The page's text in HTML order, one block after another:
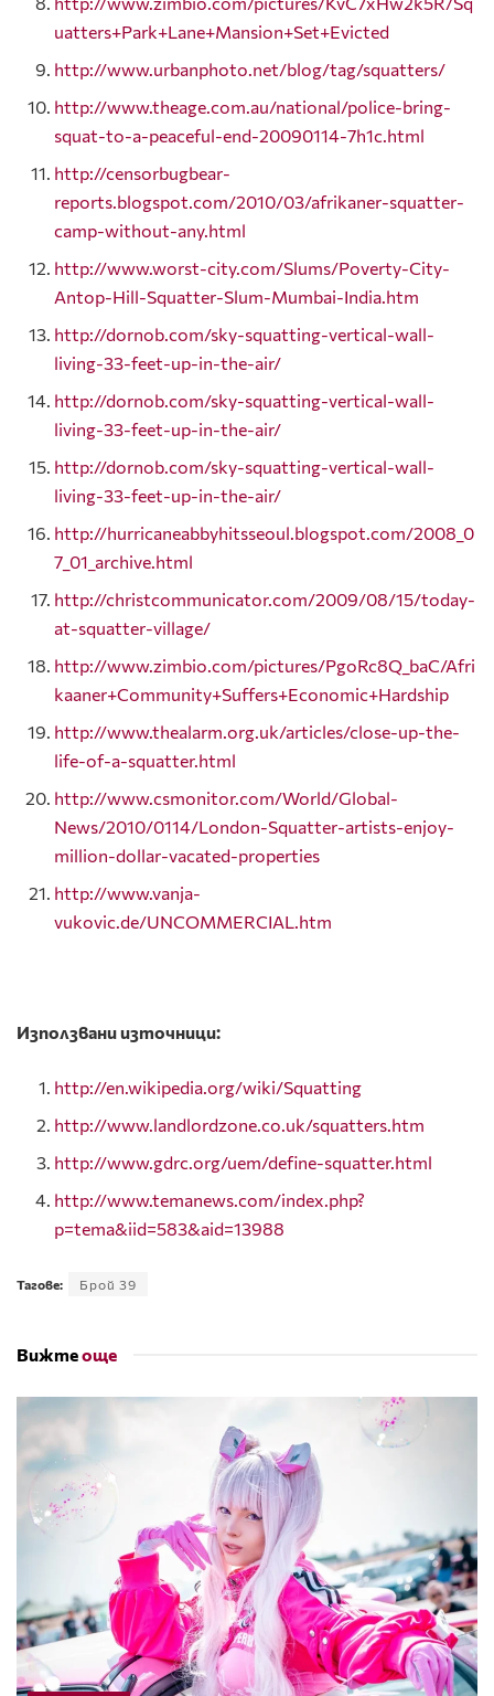
uatters+Park+Lane+Mansion+Set+Evicted
http://www.urbanphoto.net/blog/tag/squatters/
http://www.theage.com.au/national/police-bring-
squat-to-a-peaceful-end-20090114-7h1c.html
http://censorbugbear-
reports.blogspot.com/2010/03/afrikaner-squatter-
camp-without-any.html
http://www.worst-city.com/Slums/Poverty-City-
Antop-Hill-Squatter-Slum-Mumbai-India.htm
http://dornob.com/sky-squatting-vertical-wall-
living-33-feet-up-in-the-air/
http://dornob.com/sky-squatting-vertical-wall-
living-33-feet-up-in-the-air/
http://dornob.com/sky-squatting-vertical-wall-
living-33-feet-up-in-the-air/
http://hurricaneabbyhitsseoul.blogspot.com/2008_0
7_01_archive.html
http://christcommunicator.com/2009/08/15/today-
at-squatter-village/
http://www.zimbio.com/pictures/PgoRc8Q_baC/Afri
kaaner+Community+Suffers+Economic+Hardship
http://www.thealarm.org.uk/articles/close-up-the-
life-of-a-squatter.html
http://www.csmonitor.com/World/Global-
News/2010/0114/London-Squatter-artists-enjoy-
million-dollar-vacated-properties
http://www.vanja-
vukovic.de/UNCOMMERCIAL.htm
Използвани източници:
http://en.wikipedia.org/wiki/Squatting
http://www.landlordzone.co.uk/squatters.htm
http://www.gdrc.org/uem/define-squatter.html
http://www.temanews.com/index.php?
p=tema&iid=583&aid=13988
Тагове: Брой 39
Вижтеоще